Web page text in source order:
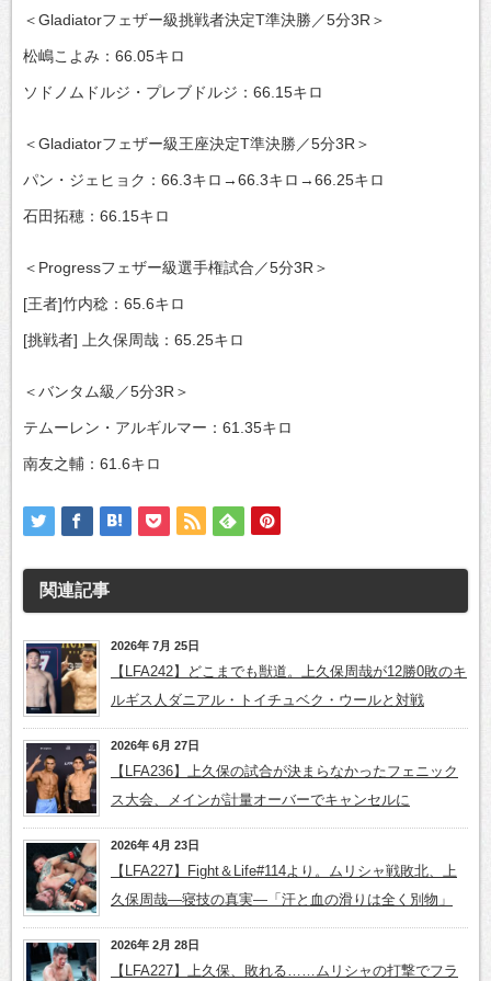
＜Gladiatorフェザー級挑戦者決定T準決勝／5分3R＞
松嶋こよみ：66.05キロ
ソドノムドルジ・プレブドルジ：66.15キロ
＜Gladiatorフェザー級王座決定T準決勝／5分3R＞
パン・ジェヒョク：66.3キロ→66.3キロ→66.25キロ
石田拓穂：66.15キロ
＜Progressフェザー級選手権試合／5分3R＞
[王者]竹内稔：65.6キロ
[挑戦者] 上久保周哉：65.25キロ
＜バンタム級／5分3R＞
テムーレン・アルギルマー：61.35キロ
南友之輔：61.6キロ
関連記事
2026年 7月 25日
【LFA242】どこまでも獣道。上久保周哉が12勝0敗のキ
ルギス人ダニアル・トイチュベク・ウールと対戦
2026年 6月 27日
【LFA236】上久保の試合が決まらなかったフェニック
ス大会、メインが計量オーバーでキャンセルに
2026年 4月 23日
【LFA227】Fight＆Life#114より。ムリシャ戦敗北、上
久保周哉―寝技の真実―「汗と血の滑りは全く別物」
2026年 2月 28日
【LFA227】上久保、敗れる……ムリシャの打撃でフラ